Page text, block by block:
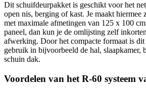
Dit schuifdeurpakket is geschikt voor het
open nis, berging of kast. Je maakt hiermee
met maximale afmetingen van 125 x 100
paneel, dan kun je de omlijsting zelf
afwerking. Door het compacte formaat is
gebruik in bijvoorbeeld de hal, slaapkamer,
schuin dak.
Voordelen van het R-60 systeem